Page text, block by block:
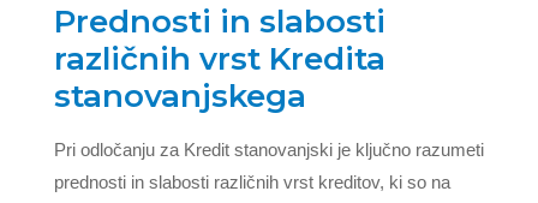
Prednosti in slabosti
različnih vrst Kredita
stanovanjskega
Pri odločanju za Kredit stanovanjski je ključno razumeti
prednosti in slabosti različnih vrst kreditov, ki so na